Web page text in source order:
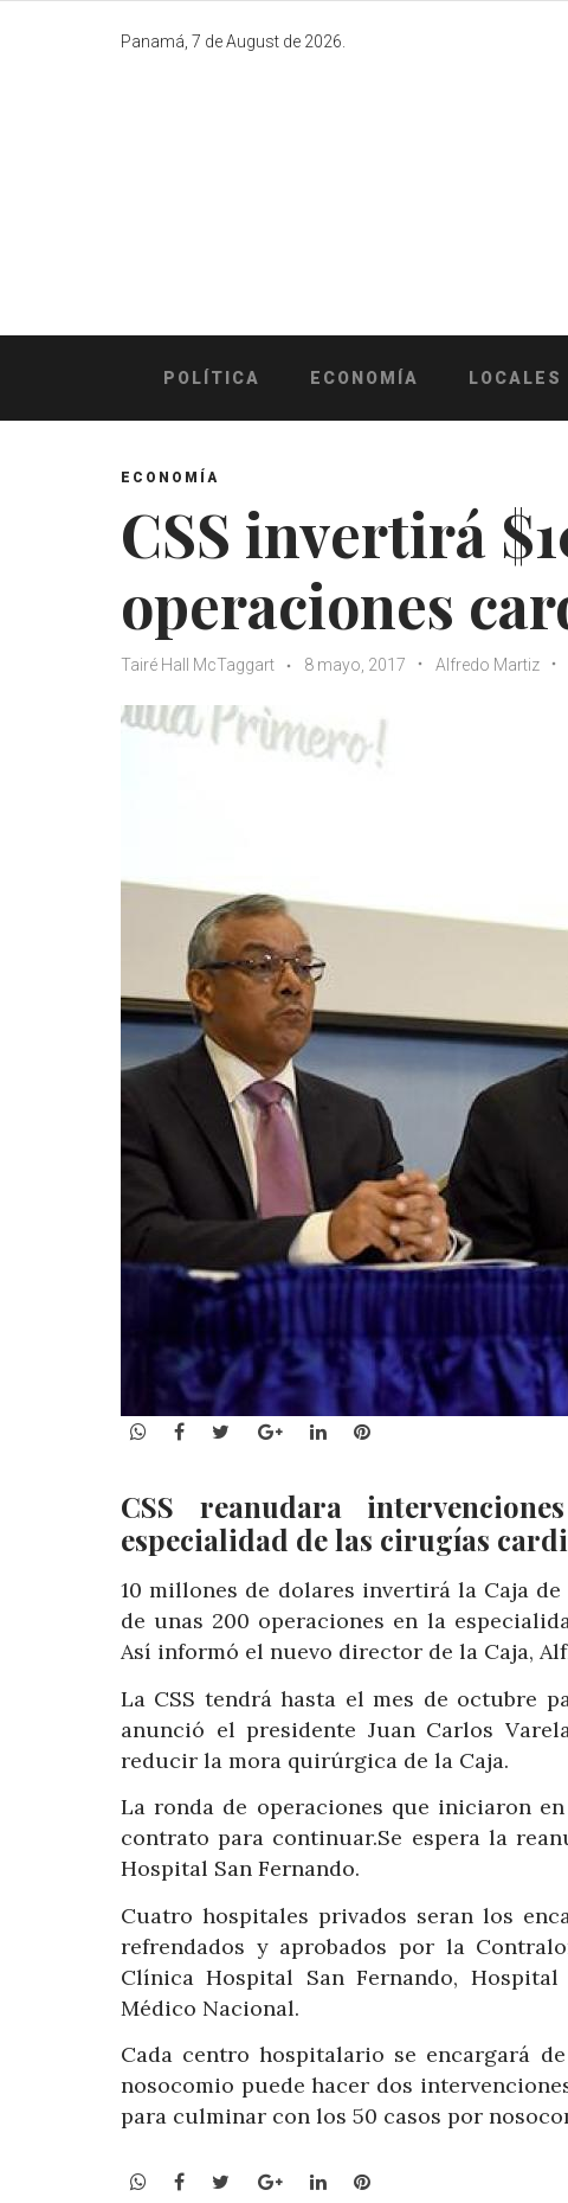
Panamá, 7 de August de 2026.
POLÍTICA ECONOMÍA LOCALES
ECONOMÍA
CSS invertirá
operaciones
Tairé Hall McTaggart 8 mayo, 2017 Alfredo Martiz
WhatsApp
Facebook
TwitterGoogle+LinkedInPinterest
CSS reanudara
especialidad de las cirugías
10 millones de dolares invertirá la Caja
de unas 200 operaciones en la
Así informó el nuevo director de la Caja,
La CSS tendrá hasta el mes de octubre
anunció el presidente Juan Carlos
reducir la mora quirúrgica de la Caja.
La ronda de operaciones que iniciaron
contrato para continuar.Se espera la
Hospital San Fernando.
Cuatro hospitales privados seran los
refrendados y aprobados por la
Clínica Hospital San Fernando,
Médico Nacional.
Cada centro hospitalario se encargará
nosocomio puede hacer dos
para culminar con los 50 casos por
WhatsApp
Facebook
TwitterGoogle+LinkedInPinterest